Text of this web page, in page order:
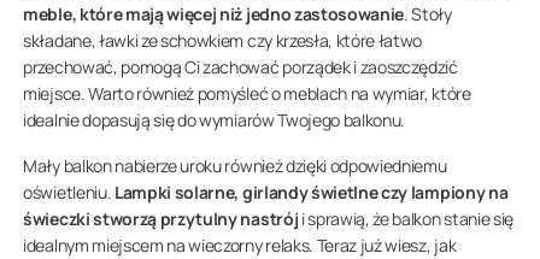
meble, które mają więcej niż jedno zastosowanie. Stoły
składane, ławki ze schowkiem czy krzesła, które łatwo
przechować, pomogą Ci zachować porządek i zaoszczędzić
miejsce. Warto również pomyśleć o meblach na wymiar, które
idealnie dopasują się do wymiarów Twojego balkonu.
Mały balkon nabierze uroku również dzięki odpowiedniemu
oświetleniu. Lampki solarne, girlandy świetlne czy lampiony na
świeczki stworzą przytulny nastrój i sprawią, że balkon stanie się
idealnym miejscem na wieczorny relaks. Teraz już wiesz, jak